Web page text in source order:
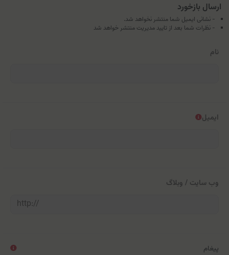
ارسال بازخورد
- نشانی ایمیل شما منتشر نخواهد شد.
- نظرات شما بعد از تایید مدیریت منتشر خواهد شد
نام
ایمیل
وب سایت / وبلاگ
پیغام